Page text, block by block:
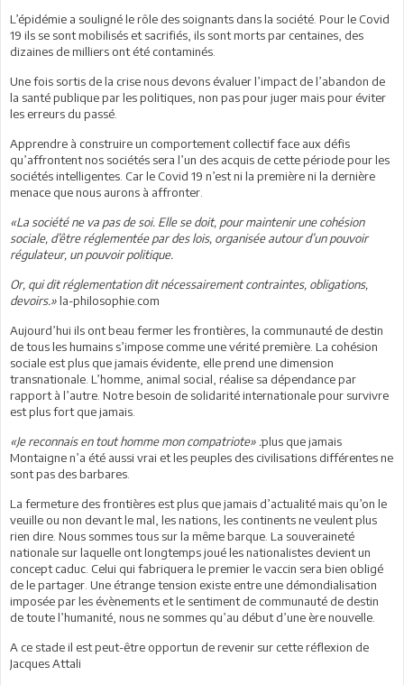
L’épidémie a souligné le rôle des soignants dans la société. Pour le Covid
19 ils se sont mobilisés et sacrifiés, ils sont morts par centaines, des
dizaines de milliers ont été contaminés.
Une fois sortis de la crise nous devons évaluer l’impact de l’abandon de
la santé publique par les politiques, non pas pour juger mais pour éviter
les erreurs du passé.
Apprendre à construire un comportement collectif face aux défis
qu’affrontent nos sociétés sera l’un des acquis de cette période pour les
sociétés intelligentes. Car le Covid 19 n’est ni la première ni la dernière
menace que nous aurons à affronter.
«La société ne va pas de soi. Elle se doit, pour maintenir une cohésion
sociale, d’être réglementée par des lois, organisée autour d’un pouvoir
régulateur, un pouvoir politique.
Or, qui dit réglementation dit nécessairement contraintes, obligations,
devoirs.»la-philosophie.com
Aujourd’hui ils ont beau fermer les frontières, la communauté de destin
de tous les humains s’impose comme une vérité première. La cohésion
sociale est plus que jamais évidente, elle prend une dimension
transnationale. L’homme, animal social, réalise sa dépendance par
rapport à l’autre. Notre besoin de solidarité internationale pour survivre
est plus fort que jamais.
«Je reconnais en tout homme mon compatriote» :plus que jamais
Montaigne n’a été aussi vrai et les peuples des civilisations différentes ne
sont pas des barbares.
La fermeture des frontières est plus que jamais d’actualité mais qu’on le
veuille ou non devant le mal, les nations, les continents ne veulent plus
rien dire. Nous sommes tous sur la même barque. La souveraineté
nationale sur laquelle ont longtemps joué les nationalistes devient un
concept caduc. Celui qui fabriquera le premier le vaccin sera bien obligé
de le partager. Une étrange tension existe entre une démondialisation
imposée par les évènements et le sentiment de communauté de destin
de toute l’humanité, nous ne sommes qu’au début d’une ère nouvelle.
A ce stade il est peut-être opportun de revenir sur cette réflexion de
Jacques Attali